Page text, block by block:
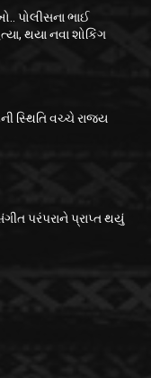
પોલીસના ભાઈ
થયા નવા શોકિંગ
સ્થિતિ વચ્ચે રાજ્ય
પરંપરાને પ્રાપ્ત થયું